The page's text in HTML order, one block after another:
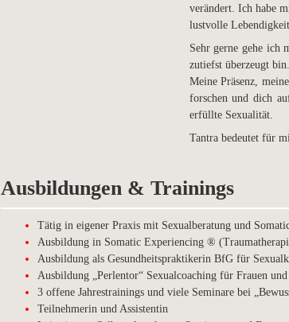
verändert. Ich habe
lustvolle
Sehr gerne gehe ich
zutiefst überzeugt bin.
Meine Präsenz,
forschen und dich
erfüllte Sexualität.
Tantra bedeutet für
Ausbildungen & Trainings
Tätig in eigener Praxis mit Sexualberatung und
Ausbildung in Somatic Experiencing ®
Ausbildung als Gesundheitspraktikerin BfG für
Ausbildung „Perlentor“ Sexualcoaching für Frauen und
3 offene Jahrestrainings und viele Seminare bei
Teilnehmerin und Assistentin